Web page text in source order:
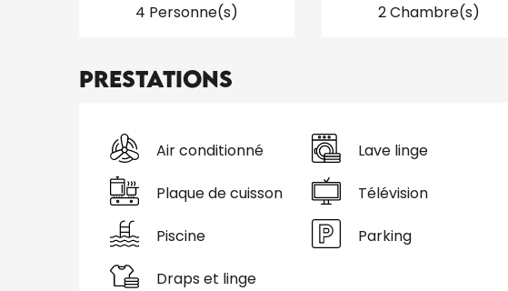
4 Personne(s) 2 Chambre(s)
Prestations
Air conditionné Lave linge
Plaque de cuisson Télévision
Piscine Parking
Draps et linge